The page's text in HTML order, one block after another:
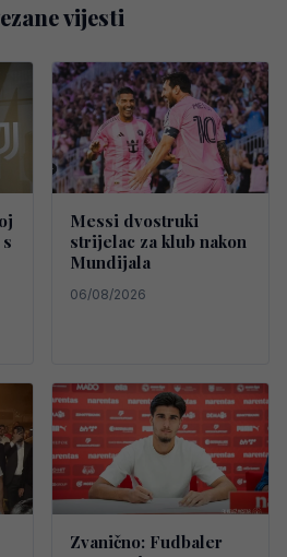
vijesti
Messi dvostruki
strijelac za klub nakon
Mundijala
06/08/2026
Zvanično: Fudbaler